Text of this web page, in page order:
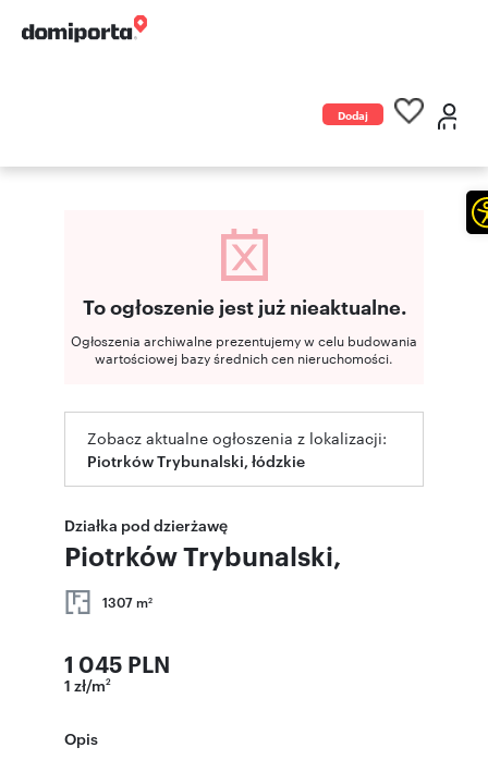
Dodaj
To ogłoszenie jest już nieaktualne.
Ogłoszenia archiwalne prezentujemy w celu budowania
wartościowej bazy średnich cen nieruchomości.
Zobacz aktualne ogłoszenia z lokalizacji:
Piotrków Trybunalski, łódzkie
Działka pod dzierżawę
Piotrków Trybunalski,
1307 m2
1 045 PLN
1 zł/m2
Opis